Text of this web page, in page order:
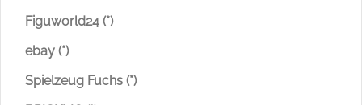
Figuworld24 (*)
ebay (*)
Spielzeug Fuchs (*)